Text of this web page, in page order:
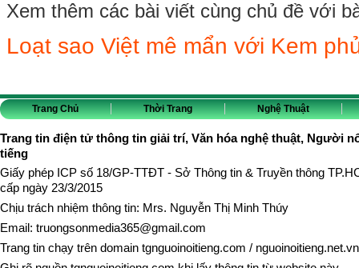
Xem thêm các bài viết cùng chủ đề với
Loạt sao Việt mê mẩn với Kem
Trang Chủ Thời Trang Nghệ Thuật
Trang tin điện tử thông tin giải trí, Văn hóa nghệ thuật, Người
tiếng
Giấy phép ICP số 18/GP-TTĐT - Sở Thông tin & Truyền thông
cấp ngày 23/3/2015
Chịu trách nhiệm thông tin: Mrs. Nguyễn Thị Minh Thúy
Email: truongsonmedia365@gmail.com
Trang tin chạy trên domain tgnguoinoitieng.com / nguoinoitieng.net.vn